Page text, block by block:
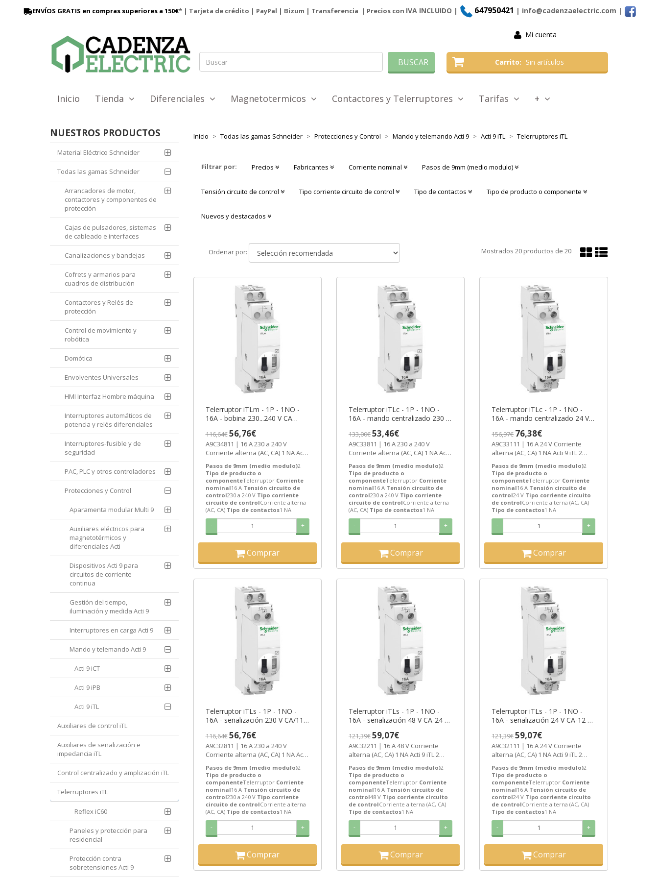
ENVÍOS GRATIS en compras superiores a 150€* | Tarjeta de crédito | PayPal | Bizum | Transferencia | Precios con IVA INCLUIDO | 647950421 | info@cadenzaelectric.com |
Mi cuenta
Carrito Sin artículos
BUSCAR
Inicio Tienda Diferenciales Magnetotermicos Contactores y Telerruptores Tarifas +
Inicio Todas las gamas Schneider Protecciones y Control Mando y telemando Acti 9 Acti 9 iTL Telerruptores iTL
Filtrar por: Precios Fabricantes Corriente nominal Pasos de 9mm (medio modulo)
Tensión circuito de control Tipo corriente circuito de control Tipo de contactos Tipo de producto o componente
Nuevos y destacados
Ordenar por:
Ordenar
por
Mostrar
en
Mostrar
en
Mostrados 20 productos de 20
Telerruptor iTLm - 1P - 1NO -
16A - bobina 230...240 V CA
Schneider Electric [PLAZO 3-6
SEMANAS]
116,64€56,76€
A9C34811 | 16 A 230 a 240 V
Corriente alterna (AC, CA) 1 NA Acti
Pasos de 9mm (medio modulo)2
Tipo de producto o
componenteTelerruptor Corriente
nominal16 A Tensión circuito de
control230 a 240 V Tipo corriente
circuito de controlCorriente alterna
(AC, CA) Tipo de contactos1 NA
- +
Comprar
Telerruptor iTLc - 1P - 1NO -
16A - mando centralizado 230 V
A9C33811 Schneider Electric
133,00€53,46€
A9C33811 | 16 A 230 a 240 V
Corriente alterna (AC, CA) 1 NA Acti
Pasos de 9mm (medio modulo)2
Tipo de producto o
componenteTelerruptor Corriente
nominal16 A Tensión circuito de
control230 a 240 V Tipo corriente
circuito de controlCorriente alterna
(AC, CA) Tipo de contactos1 NA
- +
Comprar
Telerruptor iTLc - 1P - 1NO -
16A - mando centralizado 24 V
Schneider Electric [PLAZO 3-6
SEMANAS]
156,97€76,38€
A9C33111 | 16 A 24 V Corriente
alterna (AC, CA) 1 NA Acti 9 iTL 2
Pasos de 9mm (medio modulo)2
Tipo de producto o
componenteTelerruptor Corriente
nominal16 A Tensión circuito de
control24 V Tipo corriente circuito
de controlCorriente alterna (AC, CA)
Tipo de contactos1 NA
- +
Comprar
Telerruptor iTLs - 1P - 1NO -
16A - señalización 230 V CA/110
Schneider Electric [PLAZO 3-6
SEMANAS]
116,64€56,76€
A9C32811 | 16 A 230 a 240 V
Corriente alterna (AC, CA) 1 NA Acti
Pasos de 9mm (medio modulo)2
Tipo de producto o
componenteTelerruptor Corriente
nominal16 A Tensión circuito de
control230 a 240 V Tipo corriente
circuito de controlCorriente alterna
(AC, CA) Tipo de contactos1 NA
- +
Comprar
Telerruptor iTLs - 1P - 1NO -
16A - señalización 48 V CA-24 V
Schneider Electric [PLAZO 3-6
SEMANAS]
121,39€59,07€
A9C32211 | 16 A 48 V Corriente
alterna (AC, CA) 1 NA Acti 9 iTL 2
Pasos de 9mm (medio modulo)2
Tipo de producto o
componenteTelerruptor Corriente
nominal16 A Tensión circuito de
control48 V Tipo corriente circuito
de controlCorriente alterna (AC, CA)
Tipo de contactos1 NA
- +
Comprar
Telerruptor iTLs - 1P - 1NO -
16A - señalización 24 V CA-12 V
Schneider Electric [PLAZO 3-6
SEMANAS]
121,39€59,07€
A9C32111 | 16 A 24 V Corriente
alterna (AC, CA) 1 NA Acti 9 iTL 2
Pasos de 9mm (medio modulo)2
Tipo de producto o
componenteTelerruptor Corriente
nominal16 A Tensión circuito de
control24 V Tipo corriente circuito
de controlCorriente alterna (AC, CA)
Tipo de contactos1 NA
- +
Comprar
NUESTROS PRODUCTOS
Material Eléctrico Schneider
Todas las gamas Schneider
Arrancadores de motor,
contactores y componentes de
protección
Cajas de pulsadores, sistemas
de cableado e interfaces
Canalizaciones y bandejas
Cofrets y armarios para
cuadros de distribución
Contactores y Relés de
protección
Control de movimiento y
robótica
Domótica
Envolventes Universales
HMI Interfaz Hombre máquina
Interruptores automáticos de
potencia y relés diferenciales
Interruptores-fusible y de
seguridad
PAC, PLC y otros controladores
Protecciones y Control
Aparamenta modular Multi 9
Auxiliares eléctricos para
magnetotérmicos y
diferenciales Acti
Dispositivos Acti 9 para
circuitos de corriente
continua
Gestión del tiempo,
iluminación y medida Acti 9
Interruptores en carga Acti 9
Mando y telemando Acti 9
Acti 9 iCT
Acti 9 iPB
Acti 9 iTL
Auxiliares de control iTL
Auxiliares de señalización e
impedancia iTL
Control centralizado y amplización iTL
Telerruptores iTL
Reflex iC60
Paneles y protección para
residencial
Protección contra
sobretensiones Acti 9